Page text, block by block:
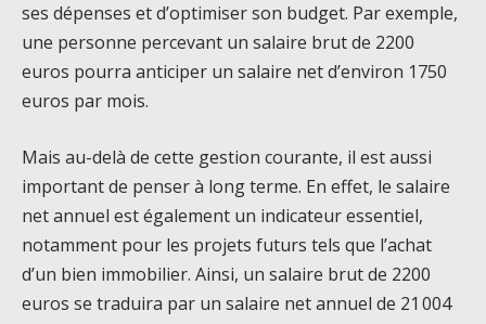
ses dépenses et d’optimiser son budget. Par exemple,
une personne percevant un salaire brut de 2200
euros pourra anticiper un salaire net d’environ 1750
euros par mois.
Mais au-delà de cette gestion courante, il est aussi
important de penser à long terme. En effet, le salaire
net annuel est également un indicateur essentiel,
notamment pour les projets futurs tels que l’achat
d’un bien immobilier. Ainsi, un salaire brut de 2200
euros se traduira par un salaire net annuel de 21 004